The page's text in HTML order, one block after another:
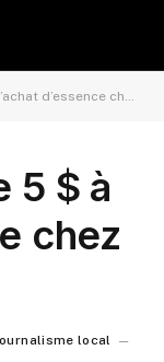
chez Couche-Tard
5 $ à
chez
local